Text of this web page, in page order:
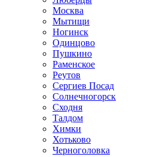
Москва
Мытищи
Ногинск
Одинцово
Пушкино
Раменское
Реутов
Сергиев Посад
Солнечногорск
Сходня
Талдом
Химки
Хотьково
Черноголовка